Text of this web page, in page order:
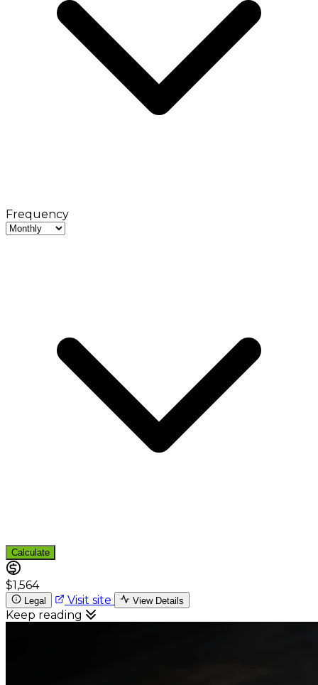
Frequency
Calculate
$1,564
Legal Visit site View Details
Keep reading